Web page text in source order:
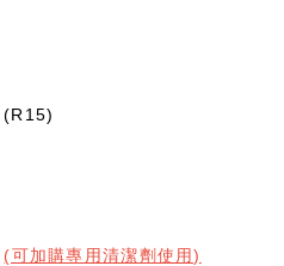
(可加購專用清潔劑使用)